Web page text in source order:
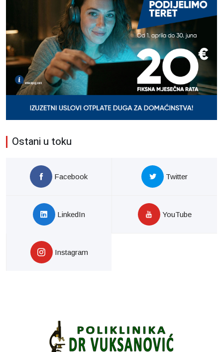
Ostani u toku
Facebook Twitter
LinkedIn YouTube
Instagram